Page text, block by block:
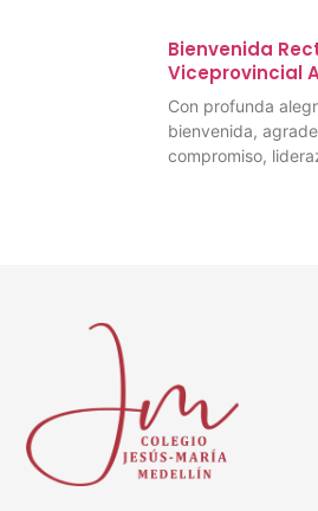
Bienvenida
Viceprovincial
Con profunda
bienvenida,
compromiso,